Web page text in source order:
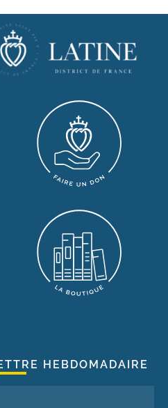
HEBDOMADAIRE